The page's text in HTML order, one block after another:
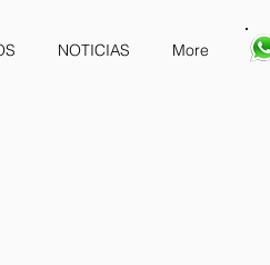
NOTICIAS More